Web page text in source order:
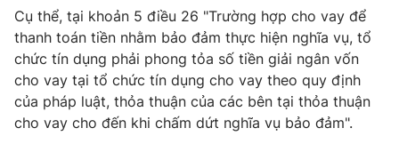
Học trực tuyến
Hitech Công nghệ tương lai
Sản phẩm
Thị trường
Tư vấn
Giao lưu trực tuyến
Lịch phát sóng
Cụ thể, tại khoản 5 điều 26 "Trường hợp cho vay để
thanh toán tiền nhằm bảo đảm thực hiện nghĩa vụ, tổ
chức tín dụng phải phong tỏa số tiền giải ngân vốn
cho vay tại tổ chức tín dụng cho vay theo quy định
của pháp luật, thỏa thuận của các bên tại thỏa thuận
cho vay cho đến khi chấm dứt nghĩa vụ bảo đảm".